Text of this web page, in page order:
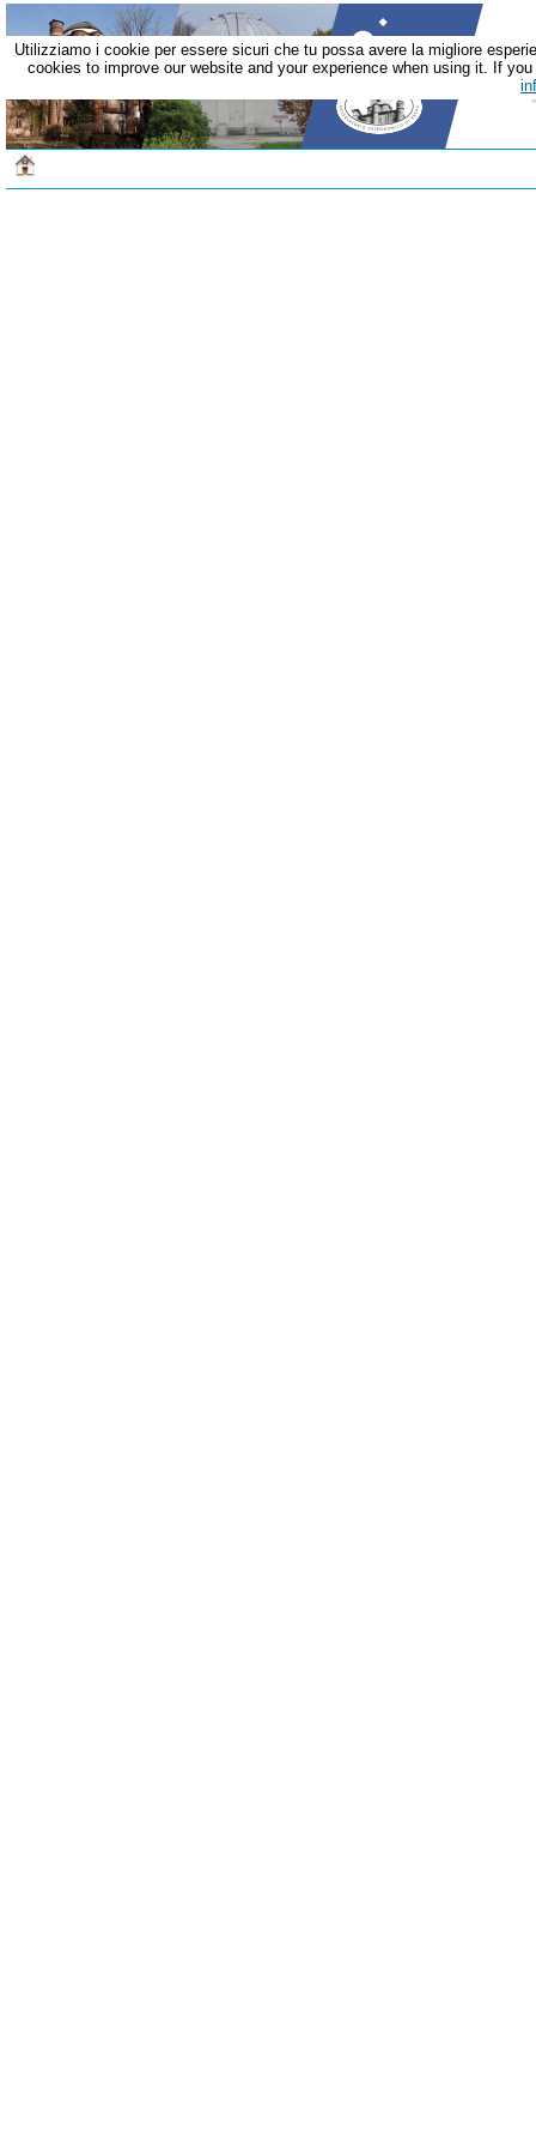
Utilizziamo i cookie per essere sicuri che tu possa avere la migliore
cookies to improve our website and your experience when using it. If